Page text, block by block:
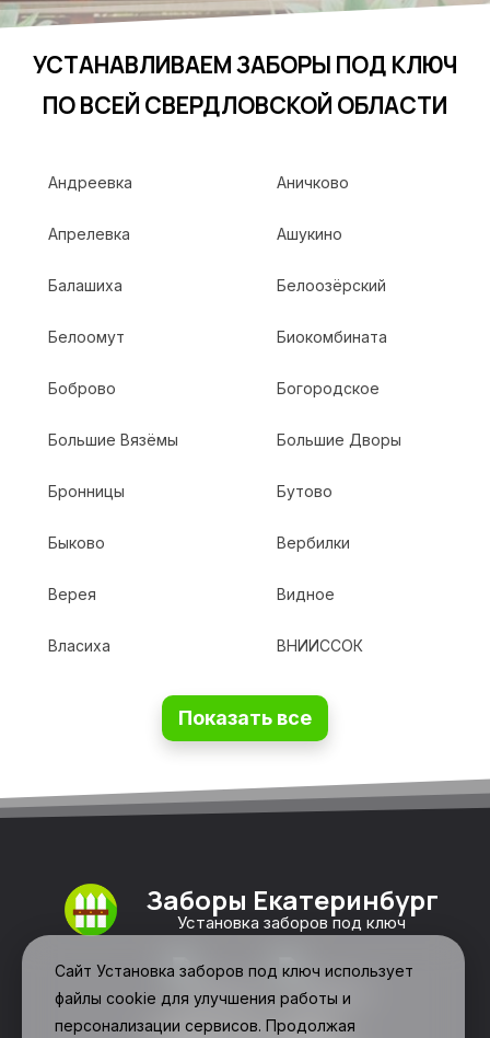
УСТАНАВЛИВАЕМ ЗАБОРЫ ПОД КЛЮЧ
ПО ВСЕЙ СВЕРДЛОВСКОЙ ОБЛАСТИ
Андреевка Аничково
Апрелевка Ашукино
Балашиха Белоозёрский
Белоомут Биокомбината
Боброво Богородское
Большие Вязёмы Большие Дворы
Бронницы Бутово
Быково Вербилки
Верея Видное
Власиха ВНИИССОК
Показать все
Заборы Екатеринбург
Установка заборов под ключ
Сайт Установка заборов под ключ использует
файлы cookie для улучшения работы и
персонализации сервисов. Продолжая